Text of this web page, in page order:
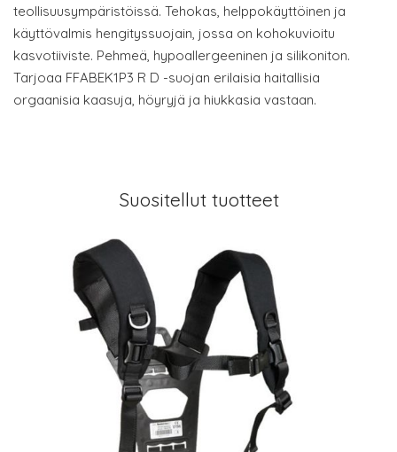
teollisuusympäristöissä. Tehokas, helppokäyttöinen ja
käyttövalmis hengityssuojain, jossa on kohokuvioitu
kasvotiiviste. Pehmeä, hypoallergeeninen ja silikoniton.
Tarjoaa FFABEK1P3 R D -suojan erilaisia haitallisia
orgaanisia kaasuja, höyryjä ja hiukkasia vastaan.
Suositellut tuotteet